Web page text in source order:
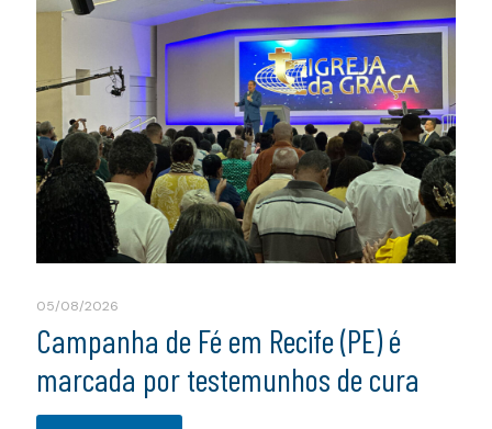
05/08/2026
Campanha de Fé em Recife (PE) é
marcada por testemunhos de cura